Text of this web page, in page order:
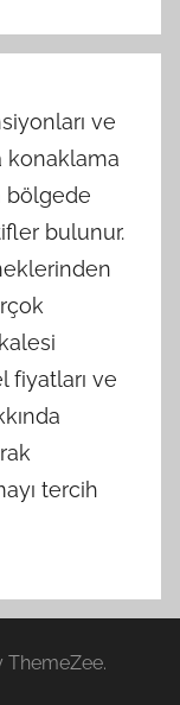
ve
konaklama
bölgede
bulunur.
fiyatları ve
tercih
ThemeZee.